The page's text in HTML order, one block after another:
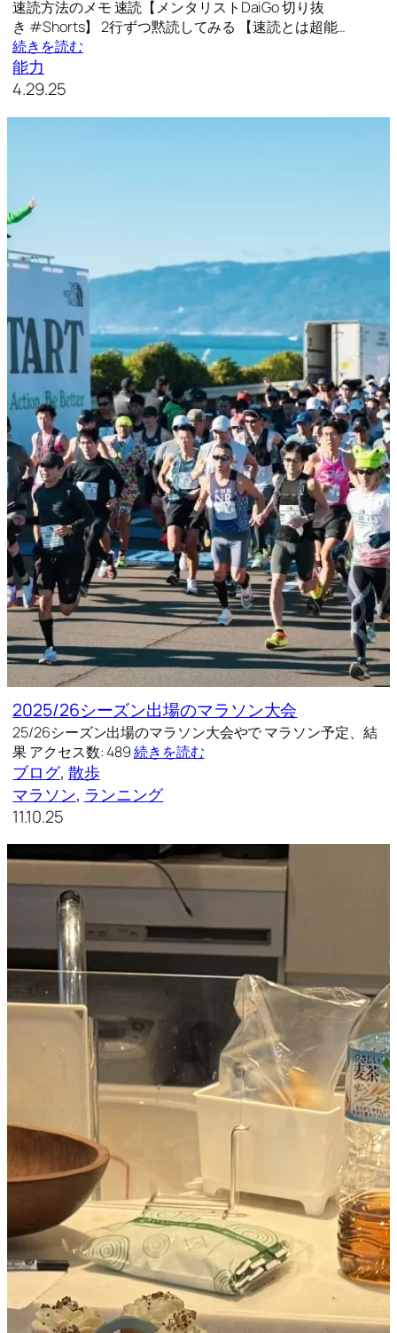
速読方法のメモ 速読【メンタリストDaiGo 切り抜
き #Shorts】 2行ずつ黙読してみる 【速読とは超能…
続きを読む
能力
4.29.25
2025/26シーズン出場のマラソン大会
25/26シーズン出場のマラソン大会やで マラソン予定、結
果 アクセス数: 489続きを読む
ブログ, 散歩
マラソン, ランニング
11.10.25